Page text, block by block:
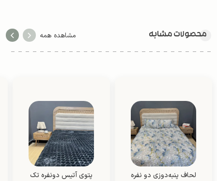
محصولات مشابه مشاهده همه
لحاف پنبه‌دوزی دو نفره
پتوی آتیس دونفره تک